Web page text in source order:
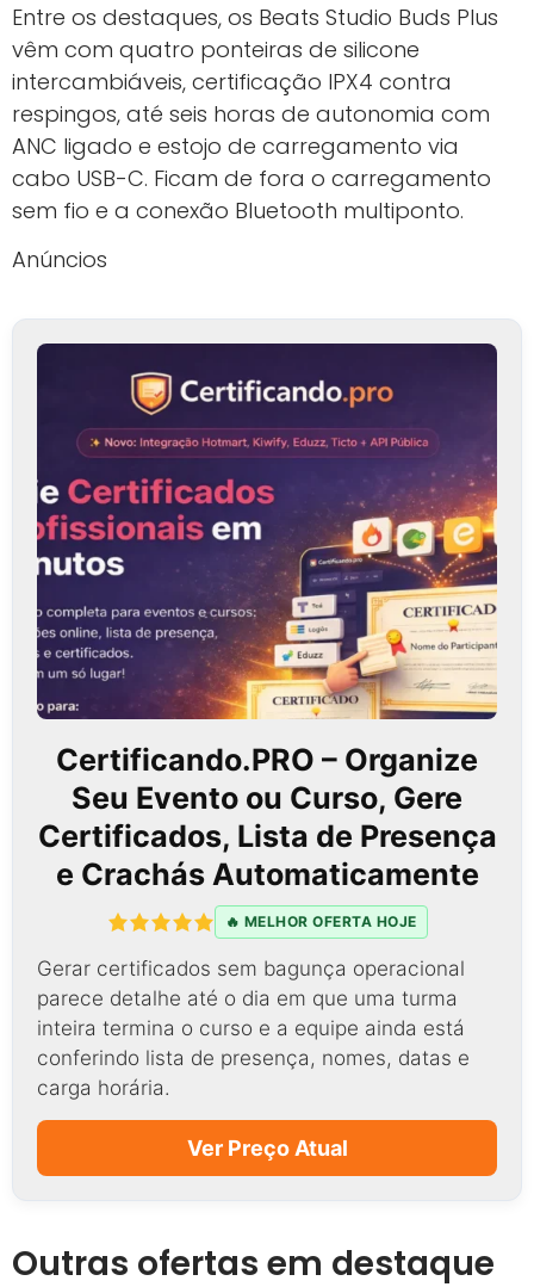
Entre os destaques, os Beats Studio Buds Plus
vêm com quatro ponteiras de silicone
intercambiáveis, certificação IPX4 contra
respingos, até seis horas de autonomia com
ANC ligado e estojo de carregamento via
cabo USB-C. Ficam de fora o carregamento
sem fio e a conexão Bluetooth multiponto.
Anúncios
Certificando.PRO – Organize
Seu Evento ou Curso, Gere
Certificados, Lista de Presença
e Crachás Automaticamente
🔥 MELHOR OFERTA HOJE
Gerar certificados sem bagunça operacional
parece detalhe até o dia em que uma turma
inteira termina o curso e a equipe ainda está
conferindo lista de presença, nomes, datas e
carga horária.
Ver Preço Atual
Outras ofertas em destaque